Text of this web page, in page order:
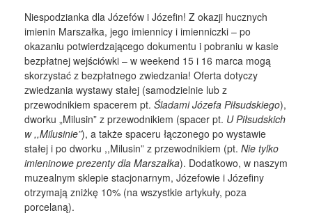
Niespodzianka dla Józefów i Józefin! Z okazji hucznych
imienin Marszałka, jego imiennicy i imienniczki – po
okazaniu potwierdzającego dokumentu i pobraniu w kasie
bezpłatnej wejściówki – w weekend 15 i 16 marca mogą
skorzystać z bezpłatnego zwiedzania! Oferta dotyczy
zwiedzania wystawy stałej (samodzielnie lub z
przewodnikiem spacerem pt. Śladami Józefa Piłsudskiego),
dworku „Milusin” z przewodnikiem (spacer pt. U Piłsudskich
w ,,Milusinie”), a także spaceru łączonego po wystawie
stałej i po dworku ,,Milusin” z przewodnikiem (pt. Nie tylko
imieninowe prezenty dla Marszałka). Dodatkowo, w naszym
muzealnym sklepie stacjonarnym, Józefowie i Józefiny
otrzymają zniżkę 10% (na wszystkie artykuły, poza
porcelaną).